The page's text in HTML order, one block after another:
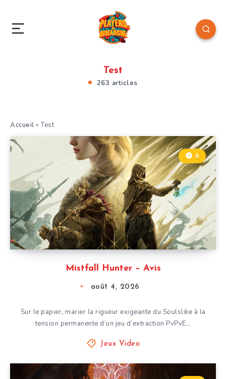
Test
263 articles
Accueil »Test
Mistfall Hunter – Avis
6
août 4, 2026
Sur le papier, marier la rigueur exigeante du Soulslike à la
tension permanente d’un jeu d’extraction PvPvE…
Jeux Video